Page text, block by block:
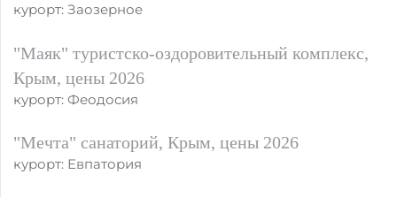
курорт: Заозерное
"Маяк" туристско-оздоровительный комплекс,
Крым, цены 2026
курорт: Феодосия
"Мечта" санаторий, Крым, цены 2026
курорт: Евпатория